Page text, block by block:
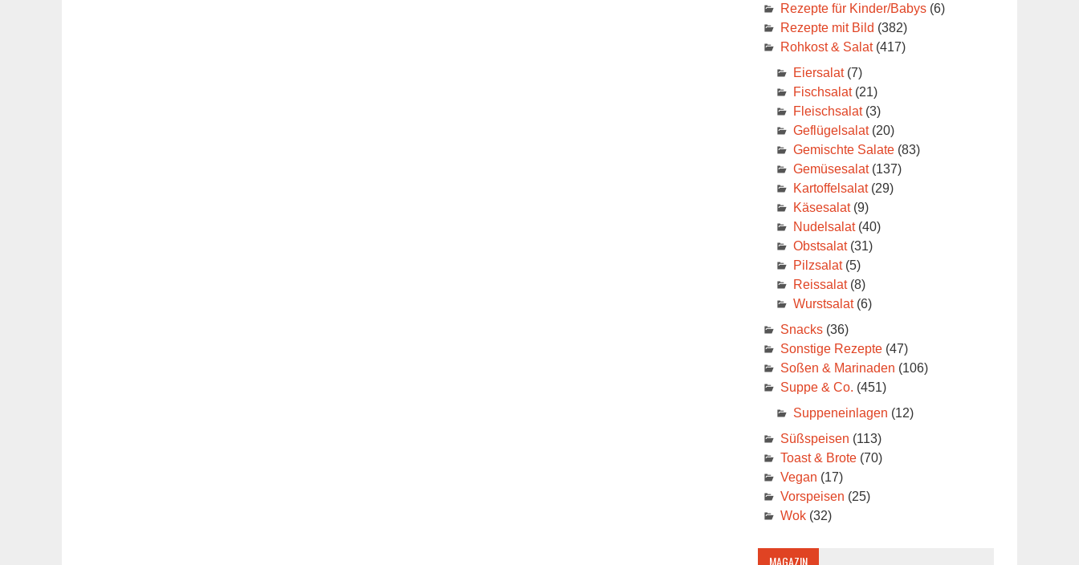
Rezepte für Kinder/Babys(6)
Rezepte mit Bild (382)
Rohkost & Salat(417)
Eiersalat(7)
Fischsalat(21)
Fleischsalat(3)
Geflügelsalat(20)
Gemischte Salate(83)
Gemüsesalat(137)
Kartoffelsalat(29)
Käsesalat(9)
Nudelsalat(40)
Obstsalat(31)
Pilzsalat(5)
Reissalat(8)
Wurstsalat(6)
Snacks(36)
Sonstige Rezepte(47)
Soßen & Marinaden (106)
Suppe & Co. (451)
Suppeneinlagen (12)
Süßspeisen (113)
Toast & Brote(70)
Vegan (17)
Vorspeisen (25)
Wok(32)